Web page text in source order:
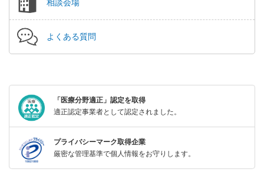
相談会場
よくある質問
「医療分野適正」認定を取得
適正認定事業者として認定されました。
プライバシーマーク取得企業
厳密な管理基準で個人情報をお守りします。